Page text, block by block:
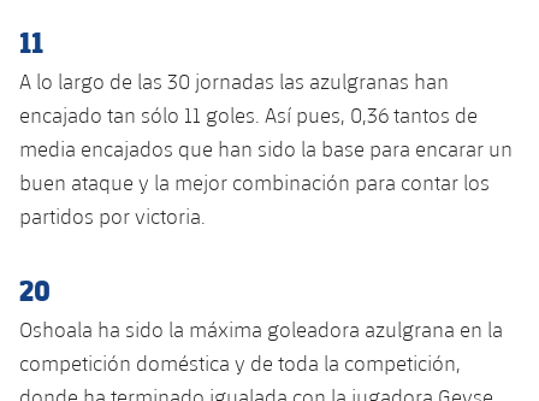
Femenino
Agenda
Jugadores
Calendario
Resultados
Jugadores
Calendario
Clasificaciones
Hockey hierba
plusicon
más
Noticias
Hockey Hierba Masculino
Patinaje artístico
plusicon
más
Actualidad
Agenda
Escuela de Patinaje
Actualidad
Voleibol
plusicon
más
11
A lo largo de las 30 jornadas las azulgranas han
encajado tan sólo 11 goles. Así pues, 0,36 tantos de
media encajados que han sido la base para encarar un
buen ataque y la mejor combinación para contar los
partidos por victoria.
20
Oshoala ha sido la máxima goleadora azulgrana en la
competición doméstica y de toda la competición,